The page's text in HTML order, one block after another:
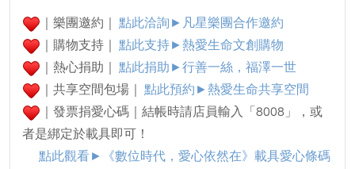
｜樂團邀約｜點此洽詢►凡星樂團合作邀約
｜購物支持｜
點此支持►熱愛生命文創購物
｜熱心捐助｜點此捐助►行善一絲，福澤一世
｜共享空間包場｜點此預約►熱愛生命共享空間
｜發票捐愛心碼｜結帳時請店員輸入「8008」，或
者是綁定於載具即可！
點此觀看►
《數位時代，愛心依然在》載具愛心條碼